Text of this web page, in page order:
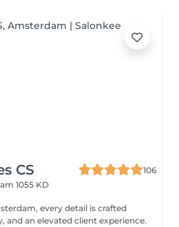
CS
106
1055 KD
every detail is crafted
and an elevated client experience.